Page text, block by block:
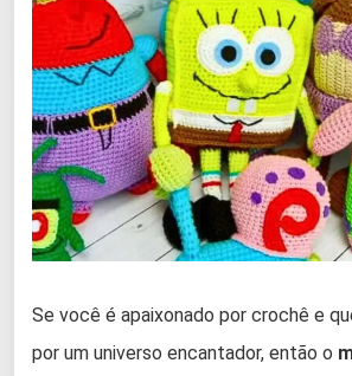
Se você é apaixonado por crochê e
por um universo encantador, então o